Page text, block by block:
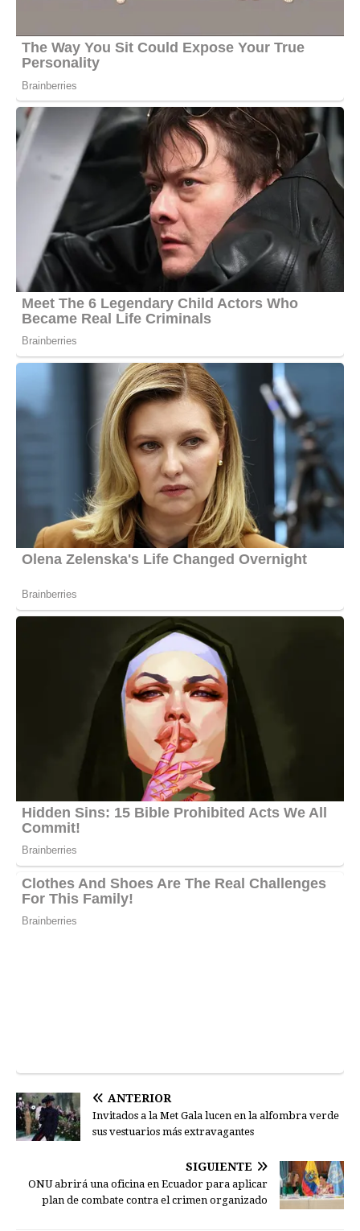
ANTERIOR
Invitados a la Met Gala lucen en la alfombra verde
sus vestuarios más extravagantes
SIGUIENTE
ONU abrirá una oficina en Ecuador para aplicar
plan de combate contra el crimen organizado